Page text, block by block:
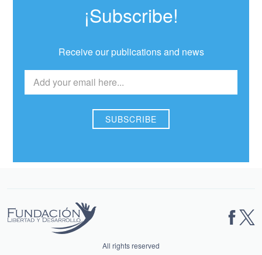
¡Subscribe!
Receive our publications and news
All rights reserved